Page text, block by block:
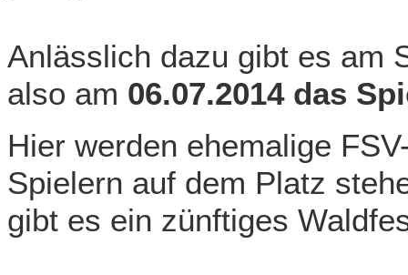
Anlässlich dazu gibt es am
also am 06.07.2014 das
Hier werden ehemalige
Spielern auf dem Platz
gibt es ein zünftiges